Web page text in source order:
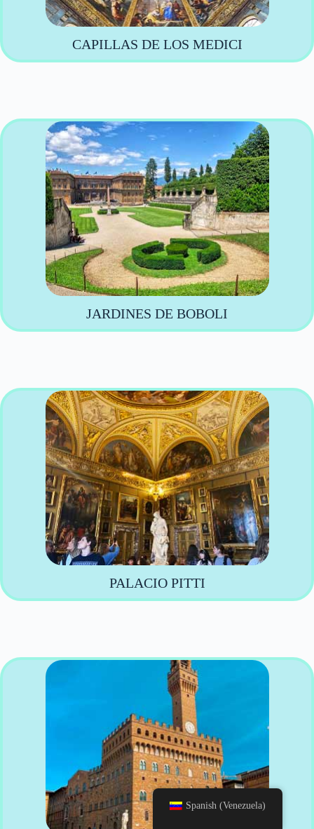
CAPILLAS DE LOS MEDICI
JARDINES DE BOBOLI
PALACIO PITTI
Spanish (Venezuela)